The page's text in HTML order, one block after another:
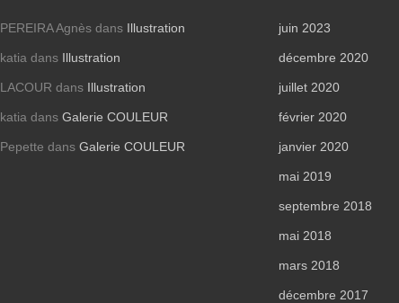
PEREIRA Agnès dans Illustration
katia dans Illustration
LACOUR dans Illustration
katia dans Galerie COULEUR
Pepette dans Galerie COULEUR
juin 2023
décembre 2020
juillet 2020
février 2020
janvier 2020
mai 2019
septembre 2018
mai 2018
mars 2018
décembre 2017